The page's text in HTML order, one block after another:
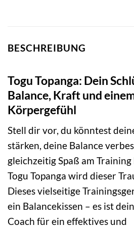
BESCHREIBUNG
Togu Topanga: Dein
Balance, Kraft und
Körpergefühl
Stell dir vor, du könntest
stärken, deine Balance
gleichzeitig Spaß am
Togu Topanga wird dieser
Dieses vielseitige
ein Balancekissen – es ist
Coach für ein effektives und